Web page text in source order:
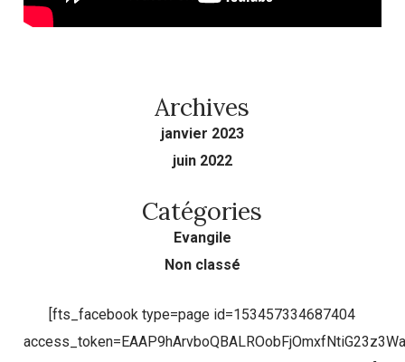
Archives
janvier 2023
juin 2022
Catégories
Evangile
Non classé
[fts_facebook type=page id=153457334687404